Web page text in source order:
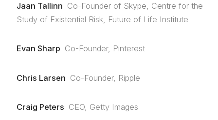
Jaan Tallinn Co-Founder of Skype, Centre for the
Study of Existential Risk, Future of Life Institute
Evan Sharp Co-Founder, Pinterest
Chris Larsen Co-Founder, Ripple
Craig Peters CEO, Getty Images